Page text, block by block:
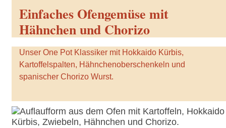
Einfaches Ofengemüse mit
Hähnchen und Chorizo
Unser One Pot Klassiker mit Hokkaido Kürbis,
Kartoffelspalten, Hähnchenoberschenkeln und
spanischer Chorizo Wurst.